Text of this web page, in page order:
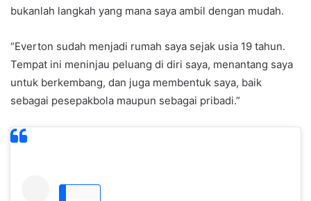
bukanlah langkah yang mana saya ambil dengan mudah.
“Everton sudah menjadi rumah saya sejak usia 19 tahun.
Tempat ini meninjau peluang di diri saya, menantang saya
untuk berkembang, dan juga membentuk saya, baik
sebagai pesepakbola maupun sebagai pribadi.”